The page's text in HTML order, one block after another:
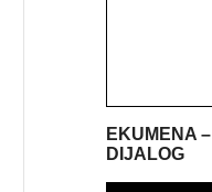
EKUMENA
DIJALOG